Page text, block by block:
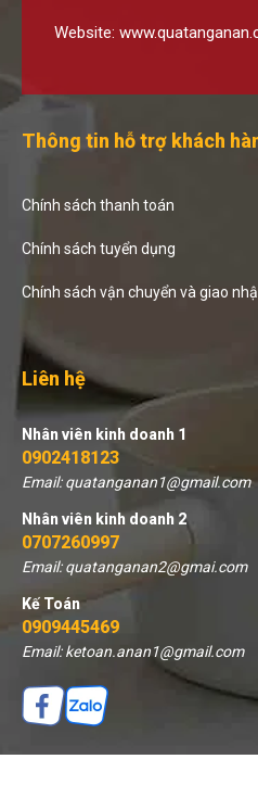
Website:
Thông tin hỗ trợ khách
Chính sách thanh toán
Chính sách tuyển dụng
Chính sách vận chuyển và giao
Liên hệ
Nhân viên kinh doanh 1
0902418123
Email: quatanganan1@gmail.com
Nhân viên kinh doanh 2
0707260997
Email: quatanganan2@gmai.com
Kế Toán
0909445469
Email: ketoan.anan1@gmail.com